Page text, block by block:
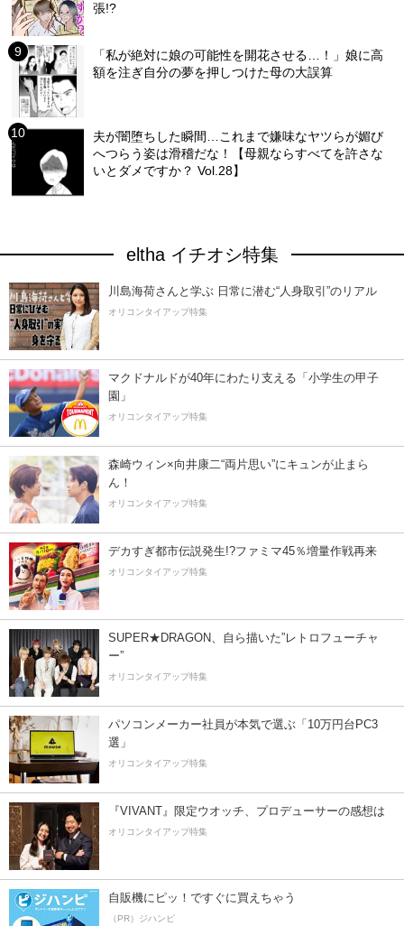
張!?
「私が絶対に娘の可能性を開花させる…！」娘に高
額を注ぎ自分の夢を押しつけた母の大誤算
夫が闇堕ちした瞬間…これまで嫌味なヤツらが媚び
へつらう姿は滑稽だな！【母親ならすべてを許さな
いとダメですか？ Vol.28】
eltha イチオシ特集
川島海荷さんと学ぶ 日常に潜む“人身取引”のリアル
オリコンタイアップ特集
マクドナルドが40年にわたり支える「小学生の甲子
園」
オリコンタイアップ特集
森崎ウィン×向井康二“両片思い”にキュンが止まら
ん！
オリコンタイアップ特集
デカすぎ都市伝説発生!?ファミマ45％増量作戦再来
オリコンタイアップ特集
SUPER★DRAGON、自ら描いた”レトロフューチャ
ー”
オリコンタイアップ特集
パソコンメーカー社員が本気で選ぶ「10万円台PC3
選」
オリコンタイアップ特集
『VIVANT』限定ウオッチ、プロデューサーの感想は
オリコンタイアップ特集
自販機にピッ！ですぐに買えちゃう
（PR）ジハンピ